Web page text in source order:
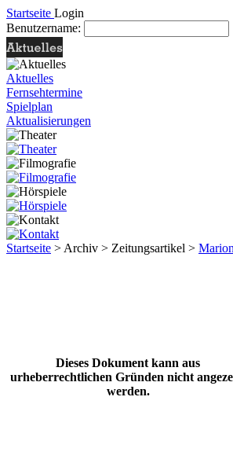
Startseite Login
Benutzername:
Aktuelles
Fernsehtermine
Spielplan
Aktualisierungen
Startseite > Archiv > Zeitungsartikel >
Dieses Dokument kann aus
urheberrechtlichen Gründen nicht
werden.